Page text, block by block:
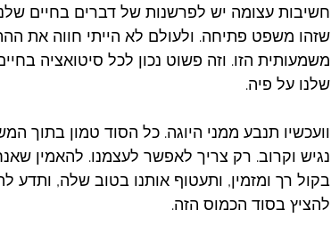
חשיבות עצומה יש לפרשנות של דברים בחיים
שזהו משפט פתיחה. ולעולם לא הייתי חווה את
משמעותית הזו. וזה פשוט נכון לכל סיטואציה
שלנו על פיה.
וועכשיו תנבע ממני היוגה. כל הסוד טמון בתוך
נגיש וקרוב. רק צריך לאפשר לעצמנו. להאמין
בקול רך ומזמין, ותעטוף אותנו בטוב שלה, ותדע
להציץ בסוד הכמוס הזה.